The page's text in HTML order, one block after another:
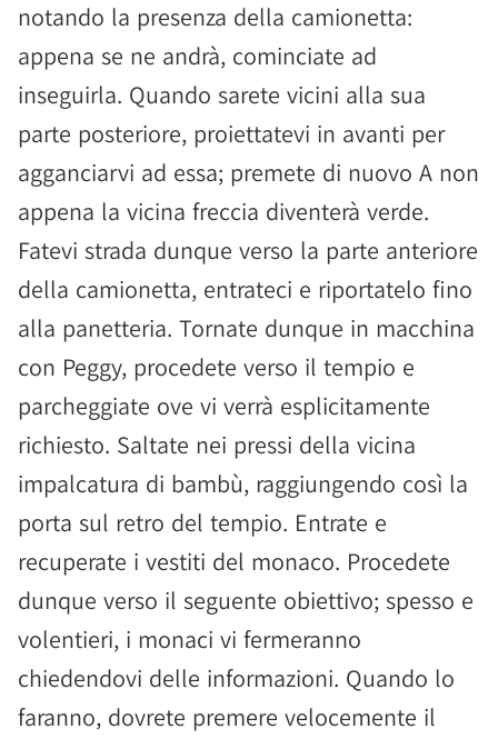
notando la presenza della camionetta:
appena se ne andrà, cominciate ad
inseguirla. Quando sarete vicini alla sua
parte posteriore, proiettatevi in avanti per
agganciarvi ad essa; premete di nuovo A non
appena la vicina freccia diventerà verde.
Fatevi strada dunque verso la parte anteriore
della camionetta, entrateci e riportatelo fino
alla panetteria. Tornate dunque in macchina
con Peggy, procedete verso il tempio e
parcheggiate ove vi verrà esplicitamente
richiesto. Saltate nei pressi della vicina
impalcatura di bambù, raggiungendo così la
porta sul retro del tempio. Entrate e
recuperate i vestiti del monaco. Procedete
dunque verso il seguente obiettivo; spesso e
volentieri, i monaci vi fermeranno
chiedendovi delle informazioni. Quando lo
faranno, dovrete premere velocemente il